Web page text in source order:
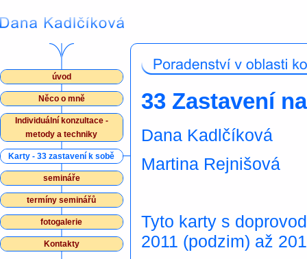
33 Zastavení
Dana Kadlčíková
Martina Rejnišová
Tyto karty s
2011 (podzim) až
úvod
Něco o mně
Individuální konzultace -
metody a techniky
Karty - 33 zastavení k sobě
semináře
termíny seminářů
fotogalerie
Kontakty